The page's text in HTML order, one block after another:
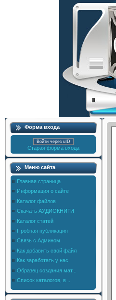
Форма входа
Войти через uID
Старая форма входа
Меню сайта
Главная страница
Информация о сайте
Каталог файлов
Скачать АУДИОКНИГИ
Каталог статей
Пробная публикация
Связь с Админом
Как добавить свой файл
Как заработать у нас
Образец создания мат...
Список каталогов, в ...